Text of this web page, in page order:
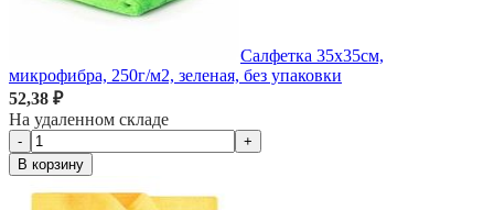
Салфетка 35х35см,
микрофибра, 250г/м2, зеленая, без упаковки
52,38 ₽
На удаленном складе
-
+
В корзину